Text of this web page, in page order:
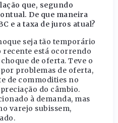
que, segundo
De que maneira
e a taxa de juros atual?
seja tão temporário
recente está ocorrendo
de oferta. Teve o
problemas de oferta,
de commodities no
do câmbio.
à demanda, mas
varejo subissem,